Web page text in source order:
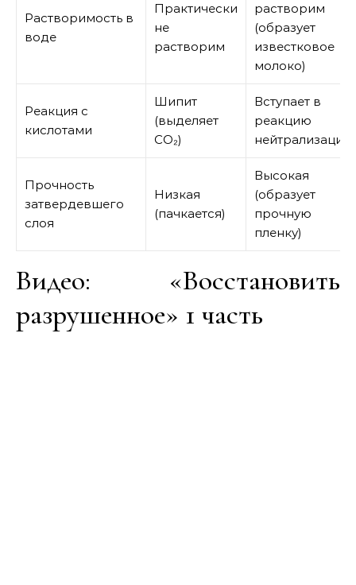
Растворимость в
воде
Практически
не
растворим
растворим
(образует
известковое
молоко)
Реакция с
кислотами
Шипит
(выделяет
CO₂)
Вступает в
реакцию
нейтрализации
Прочность
затвердевшего
слоя
Низкая
(пачкается)
Высокая
(образует
прочную
пленку)
Видео: «Восстановить
разрушенное» 1 часть